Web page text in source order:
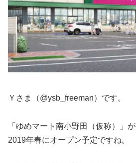
Ｙさま（@ysb_freeman）です。
「ゆめマート南小野田（仮称）」が
2019年春にオープン予定ですね。